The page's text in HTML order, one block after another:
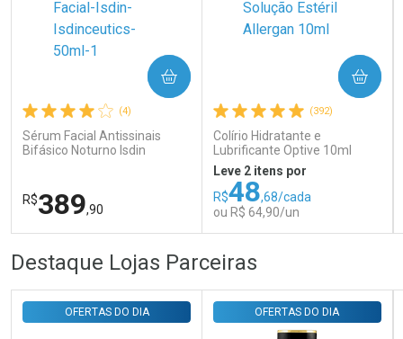
Comprar sem Desconto
Por R$ 29,30/cada
Comprar sem Desconto
Por R$ 29,30/cada
(4)
Sérum Facial Antissinais
Bifásico Noturno Isdin
R$389,90
COMPRAR
FECHAR
Laboratório
FECHAR
Por Menos
(392)
Colírio Hidratante e
Lubrificante Optive 10ml
Leve 2 itens por
R$48,68/cada
ou R$ 64,90/un
COMPRAR
Destaque Lojas Parceiras
OFERTAS DO DIA OFERTAS DO DIA